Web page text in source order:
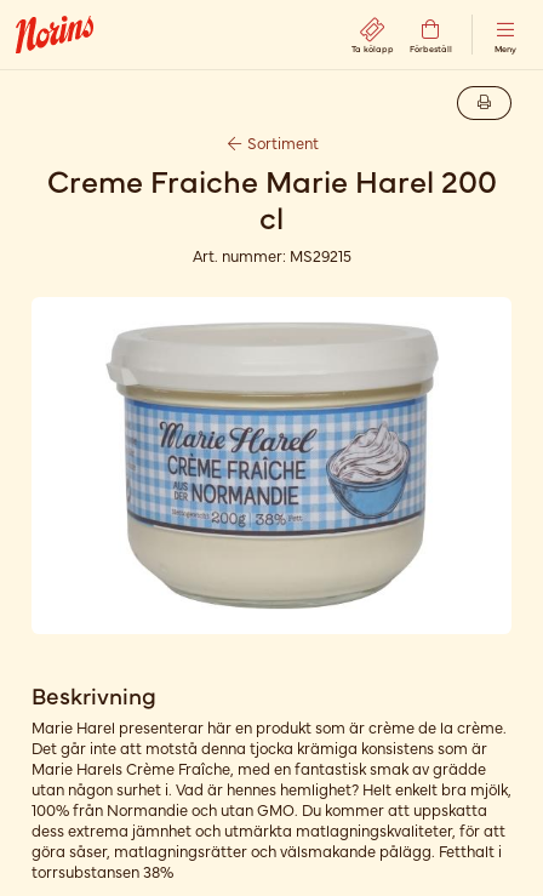
Ta kölapp Förbeställ Meny
Sortiment
Creme Fraiche Marie Harel 200
cl
Art. nummer: MS29215
Beskrivning
Marie Harel presenterar här en produkt som är crème de la crème.
Det går inte att motstå denna tjocka krämiga konsistens som är
Marie Harels Crème Fraîche, med en fantastisk smak av grädde
utan någon surhet i. Vad är hennes hemlighet? Helt enkelt bra mjölk,
100% från Normandie och utan GMO. Du kommer att uppskatta
dess extrema jämnhet och utmärkta matlagningskvaliteter, för att
göra såser, matlagningsrätter och välsmakande pålägg. Fetthalt i
torrsubstansen 38%